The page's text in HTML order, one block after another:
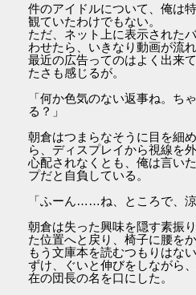
件のアイドルについて、俺は
観ていたわけでもない。
ただ、ネット上に表示された
わせたら、いきなり動画が流
最近の広告ってのはよく出来
たさも感じるが。
「何か色気のない返事ね。ち
る？」
朝倉はつまらなそうに目を細
ら、ディスプレイから視線を外
心配されなくとも、俺は言い
プだと自負している。
「ふーん……ね、ところで、
朝倉は失った興味を隠す素振
た位置へと戻り、椅子に腰をか
もう文庫本を読むつもりはな
ずけ、ぐいと伸びをしながら
在の団長の名を口にした。